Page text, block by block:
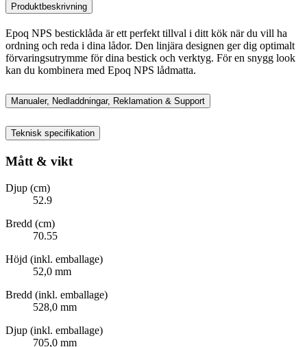
Produktbeskrivning
Epoq NPS besticklåda är ett perfekt tillval i ditt kök när du vill ha
ordning och reda i dina lådor. Den linjära designen ger dig optimalt
förvaringsutrymme för dina bestick och verktyg. För en snygg look
kan du kombinera med Epoq NPS lådmatta.
Manualer, Nedladdningar, Reklamation & Support
Teknisk specifikation
Mått & vikt
Djup (cm)
52.9
Bredd (cm)
70.55
Höjd (inkl. emballage)
52,0 mm
Bredd (inkl. emballage)
528,0 mm
Djup (inkl. emballage)
705,0 mm